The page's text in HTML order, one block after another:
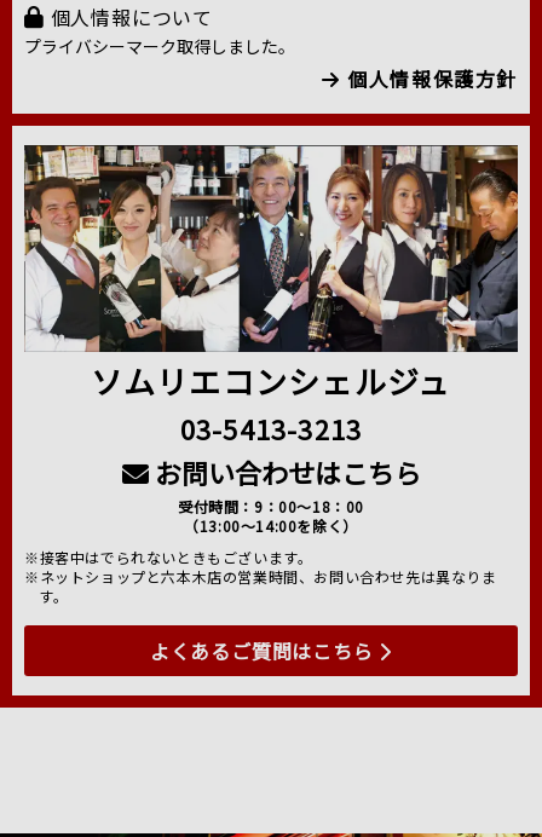
個人情報について
プライバシーマーク取得しました。
個人情報保護方針
ソムリエコンシェルジュ
03-5413-3213
お問い合わせはこちら
受付時間：9：00～18：00
（13:00～14:00を除く）
※接客中はでられないときもございます。
※ネットショップと六本木店の営業時間、お問い合わせ先は異なりま
す。
よくあるご質問はこちら